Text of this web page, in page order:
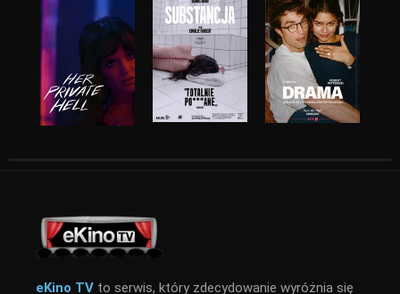
eKino TV to serwis, który zdecydowanie wyróżnia się